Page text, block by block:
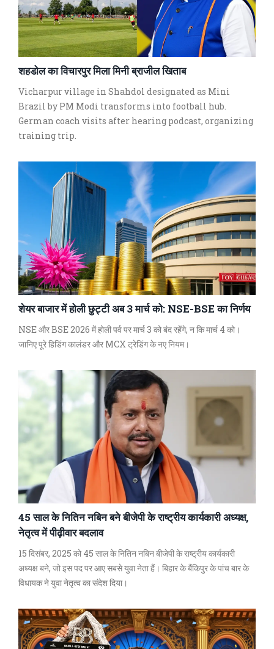
शहडोल का विचारपुर मिला मिनी ब्राजील खिताब
Vicharpur village in Shahdol designated as Mini
Brazil by PM Modi transforms into football hub.
German coach visits after hearing podcast, organizing
training trip.
शेयर बाजार में होली छुट्टी अब 3 मार्च को: NSE-BSE का निर्णय
NSE और BSE 2026 में होली पर्व पर मार्च 3 को बंद रहेंगे, न कि मार्च 4 को।
जानिए पूरे हिडिंग कालंडर और MCX ट्रेडिंग के नए नियम।
45 साल के नितिन नबिन बने बीजेपी के राष्ट्रीय कार्यकारी अध्यक्ष,
नेतृत्व में पीढ़ीवार बदलाव
15 दिसंबर, 2025 को 45 साल के नितिन नबिन बीजेपी के राष्ट्रीय कार्यकारी
अध्यक्ष बने, जो इस पद पर आए सबसे युवा नेता हैं। बिहार के बैंकिपुर के पांच बार के
विधायक ने युवा नेतृत्व का संदेश दिया।